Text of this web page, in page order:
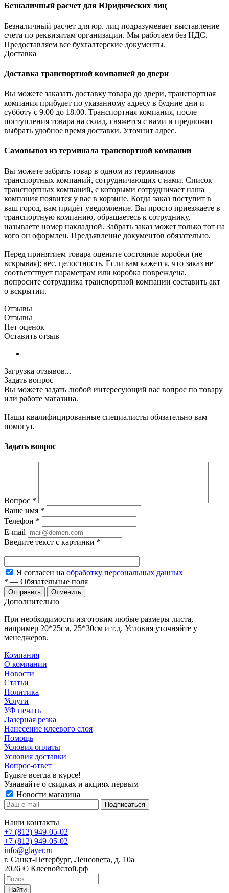
Безналичный расчет для Юридических лиц
Безналичный расчет для юр. лиц подразумевает выставление
счета по реквизитам организации. Мы работаем без НДС.
Предоставляем все бухгалтерские документы.
Доставка
Доставка транспортной компанией до двери
Вы можете заказать доставку товара до двери, транспортная
компания прибудет по указанному адресу в будние дни и
субботу с 9.00 до 18.00. Транспортная компания, после
поступления товара на склад, свяжется с вами и предложит
выбрать удобное время доставки. Уточнит адрес.
Самовывоз из терминала транспортной компании
Вы можете забрать товар в одном из терминалов
транспортных компаний, сотрудничающих с нами. Список
транспортных компаний, с которыми сотрудничает наша
компания появится у вас в корзине. Когда заказ поступит в
ваш город, вам придёт уведомление. Вы просто приезжаете в
транспортную компанию, обращаетесь к сотруднику,
называете номер накладной. Забрать заказ может только тот на
кого он оформлен. Предъявление документов обязательно.
Перед принятием товара оцените состояние коробки (не
вскрывая): вес, целостность. Если вам кажется, что заказ не
соответствует параметрам или коробка повреждена,
попросите сотрудника транспортной компании составить акт
о вскрытии.
Отзывы
Отзывы
Нет оценок
Оставить отзыв
Загрузка отзывов...
Задать вопрос
Вы можете задать любой интересующий вас вопрос по товару
или работе магазина.
Наши квалифицированные специалисты обязательно вам
помогут.
Задать вопрос
Вопрос *
Ваше имя *
Телефон *
E-mail
Введите текст с картинки *
Я согласен на обработку персональных данных
* — Обязательные поля
Отменить
Дополнительно
При необходимости изготовим любые размеры листа,
например 20*25см, 25*30см и т.д. Условия уточняйте у
менеджеров.
Компания
О компании
Новости
Статьи
Политика
Услуги
УФ печать
Лазерная резка
Нанесение клеевого слоя
Помощь
Условия оплаты
Условия доставки
Вопрос-ответ
Будьте всегда в курсе!
Узнавайте о скидках и акциях первым
Новости магазина
Наши контакты
+7 (812) 949-05-02
+7 (812) 949-05-02
info@glayer.ru
г. Санкт-Петербург, Ленсовета, д. 10а
2026 © Клеевойслой.рф
Найти